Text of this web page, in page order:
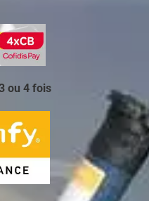
ou 4 fois